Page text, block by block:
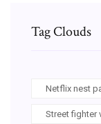
Tag Clouds
Netflix nest
Street fighter